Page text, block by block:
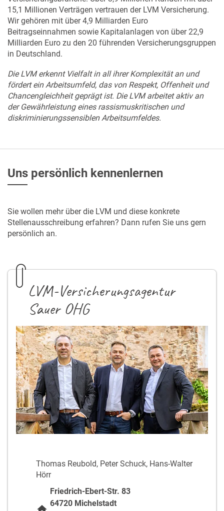
15,1 Millionen Verträgen vertrauen der LVM Versicherung.
Wir gehören mit über 4,9 Milliarden Euro
Beitragseinnahmen sowie Kapitalanlagen von über 22,9
Milliarden Euro zu den 20 führenden Versicherungsgruppen
in Deutschland.
Die LVM erkennt Vielfalt in all ihrer Komplexität an und
fördert ein Arbeitsumfeld, das von Respekt, Offenheit und
Chancengleichheit geprägt ist. Die LVM arbeitet aktiv an
der Gewährleistung eines rassismuskritischen und
diskriminierungssensiblen Arbeitsumfeldes.
Uns persönlich kennenlernen
Sie wollen mehr über die LVM und diese konkrete
Stellenausschreibung erfahren? Dann rufen Sie uns gern
persönlich an.
LVM-Versicherungsagentur
Sauer OHG
Thomas Reubold, Peter Schuck, Hans-Walter
Hörr
Friedrich-Ebert-Str. 83
64720 Michelstadt